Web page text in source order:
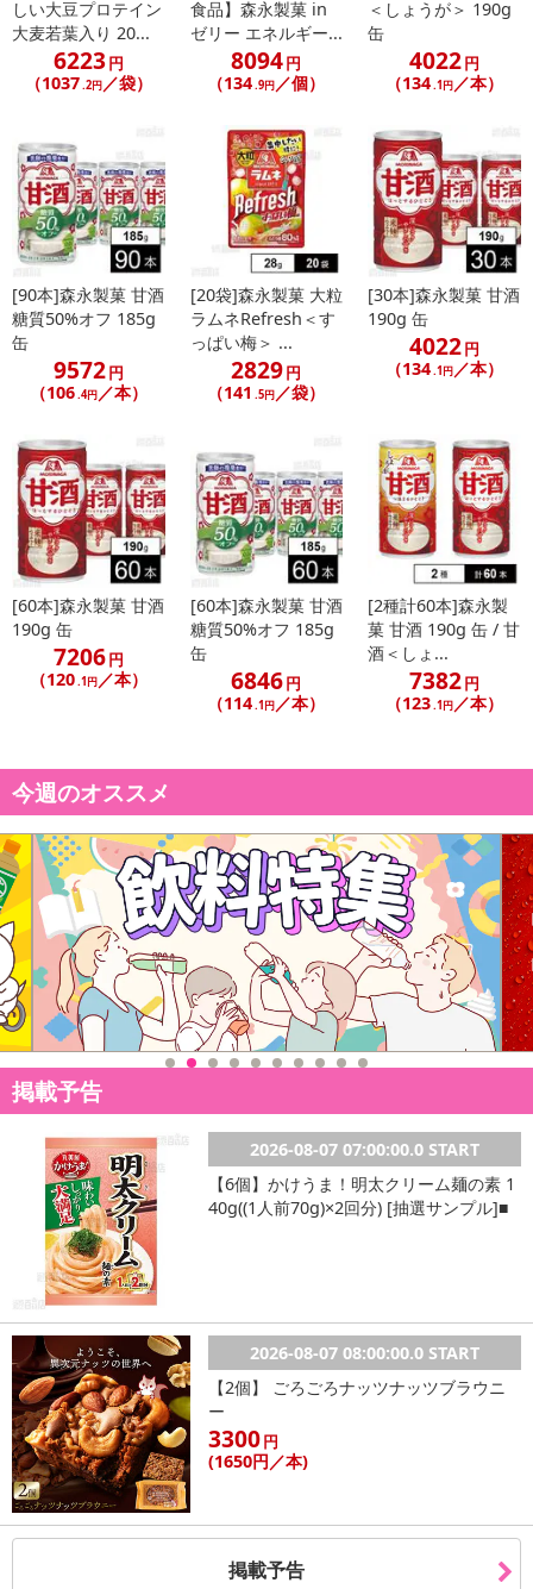
しい大豆プロテイン
大麦若葉入り 20...
6223円
（1037 .2円／袋）
食品】森永製菓 in
ゼリー エネルギー...
8094円
（134 .9円 ／個）
＜しょうが＞ 190g
缶
4022円
（134 .1円 ／本）
[90本]森永製菓 甘酒
糖質50%オフ 185g
缶
9572円
（106.4円／本）
[20袋]森永製菓 大粒
ラムネRefresh＜す
っぱい梅＞ ...
2829円
（141 .5円／袋）
[30本]森永製菓 甘酒
190g 缶
4022円
（134.1円／本）
[60本]森永製菓 甘酒
190g 缶
7206円
（120.1円／本）
[60本]森永製菓 甘酒
糖質50%オフ 185g
缶
6846円
（114.1円／本）
[2種計60本]森永製
菓 甘酒 190g 缶 / 甘
酒＜しょ...
7382円
（123.1円／本）
今週のオススメ
掲載予告
2026-08-07 07:00:00.0 START
【6個】かけうま！明太クリーム麺の素 1
40g((1人前70g)×2回分) [抽選サンプル]■
2026-08-07 08:00:00.0 START
【2個】 ごろごろナッツナッツブラウニ
ー
3300円
(1650円 ／本)
掲載予告